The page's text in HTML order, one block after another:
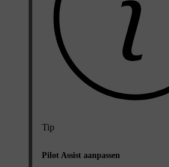
Tip
Pilot Assist aanpassen